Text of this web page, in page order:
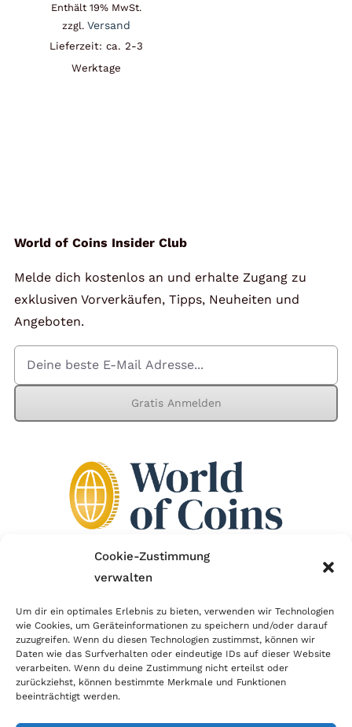
Cookie-Zustimmung
verwalten
Um dir ein optimales Erlebnis zu bieten, verwenden wir Technologien
wie Cookies, um Geräteinformationen zu speichern und/oder darauf
zuzugreifen. Wenn du diesen Technologien zustimmst, können wir
Daten wie das Surfverhalten oder eindeutige IDs auf dieser Website
verarbeiten. Wenn du deine Zustimmung nicht erteilst oder
zurückziehst, können bestimmte Merkmale und Funktionen
beeinträchtigt werden.
Enthält 19% MwSt.
zzgl. Versand
Lieferzeit: ca. 2-3
Werktage
World of Coins Insider Club
Melde dich kostenlos an und erhalte Zugang zu
exklusiven Vorverkäufen, Tipps, Neuheiten und
Angeboten.
Gratis Anmelden
Der Händlerbund setzt sich für sicheren und
erfolgreichen E-Commerce ein. Auch wir sind wie
viele Onlineshops im Netz Mitglied im Händlerbund
und unterstützen fairen Onlinehandel.